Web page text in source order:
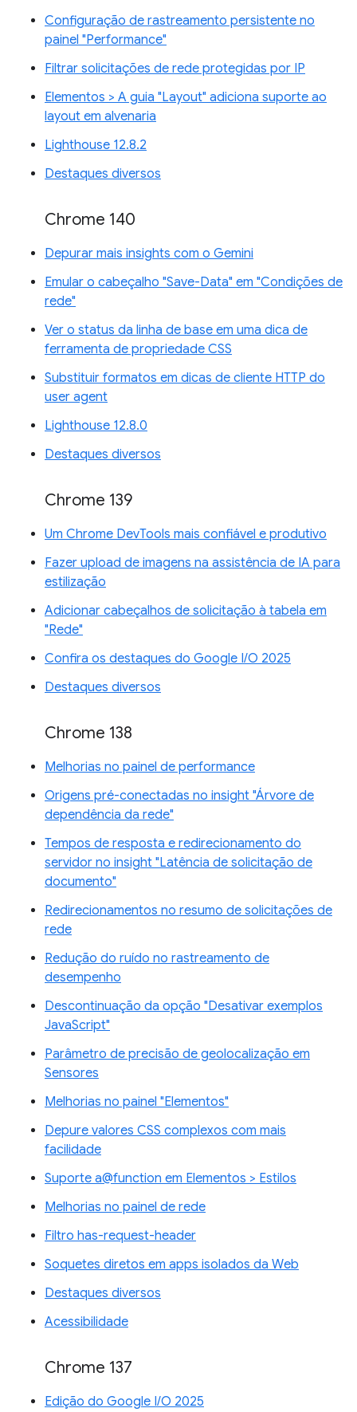
Configuração de rastreamento persistente no
painel "Performance"
Filtrar solicitações de rede protegidas por IP
Elementos > A guia "Layout" adiciona suporte ao
layout em alvenaria
Lighthouse 12.8.2
Destaques diversos
Chrome 140
Depurar mais insights com o Gemini
Emular o cabeçalho "Save-Data" em "Condições de
rede"
Ver o status da linha de base em uma dica de
ferramenta de propriedade CSS
Substituir formatos em dicas de cliente HTTP do
user agent
Lighthouse 12.8.0
Destaques diversos
Chrome 139
Um Chrome DevTools mais confiável e produtivo
Fazer upload de imagens na assistência de IA para
estilização
Adicionar cabeçalhos de solicitação à tabela em
"Rede"
Confira os destaques do Google I/O 2025
Destaques diversos
Chrome 138
Melhorias no painel de performance
Origens pré-conectadas no insight "Árvore de
dependência da rede"
Tempos de resposta e redirecionamento do
servidor no insight "Latência de solicitação de
documento"
Redirecionamentos no resumo de solicitações de
rede
Redução do ruído no rastreamento de
desempenho
Descontinuação da opção "Desativar exemplos
JavaScript"
Parâmetro de precisão de geolocalização em
Sensores
Melhorias no painel "Elementos"
Depure valores CSS complexos com mais
facilidade
Suporte a@function em Elementos > Estilos
Melhorias no painel de rede
Filtro has-request-header
Soquetes diretos em apps isolados da Web
Destaques diversos
Acessibilidade
Chrome 137
Edição do Google I/O 2025